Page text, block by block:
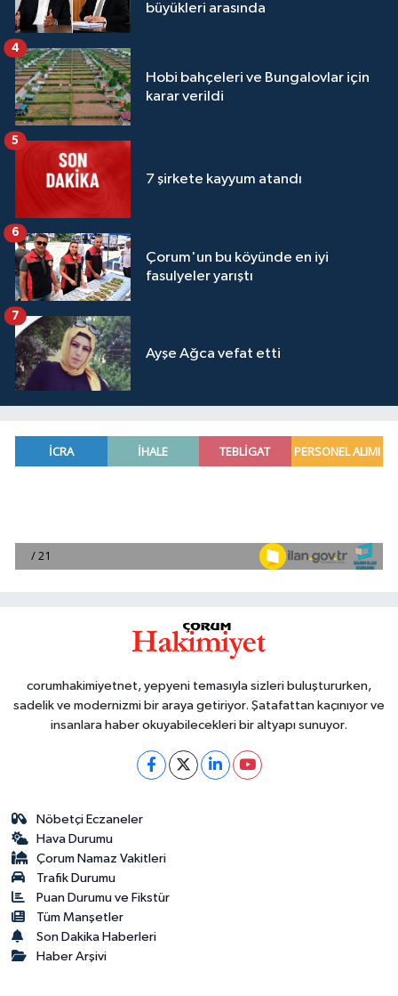
büyükleri arasında
Hobi bahçeleri ve Bungalovlar için
karar verildi
4
7 şirkete kayyum atandı
5
Çorum'un bu köyünde en iyi
fasulyeler yarıştı
6
Ayşe Ağca vefat etti
7
corumhakimiyetnet, yepyeni temasıyla sizleri buluştururken,
sadelik ve modernizmi bir araya getiriyor. Şatafattan kaçınıyor ve
insanlara haber okuyabilecekleri bir altyapı sunuyor.
Nöbetçi Eczaneler
Hava Durumu
Çorum Namaz Vakitleri
Trafik Durumu
Puan Durumu ve Fikstür
Tüm Manşetler
Son Dakika Haberleri
Haber Arşivi